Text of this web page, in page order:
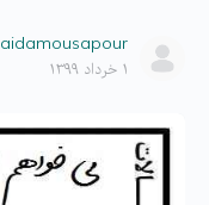
aidamousapour
۱ خرداد ۱۳۹۹